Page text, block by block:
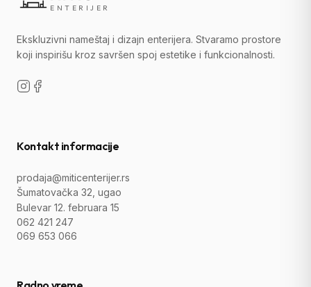
ENTERIJER
Ekskluzivni nameštaj i dizajn enterijera. Stvaramo prostore
koji inspirišu kroz savršen spoj estetike i funkcionalnosti.
Kontakt informacije
prodaja@miticenterijer.rs
Šumatovačka 32, ugao
Bulevar 12. februara 15
062 421 247
069 653 066